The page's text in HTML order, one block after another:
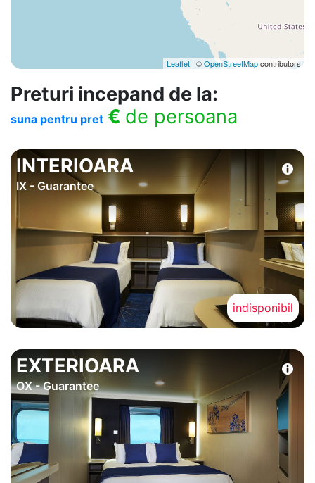
Leaflet | ©OpenStreetMapcontributors
Preturi incepand de la:
suna pentru pret € de persoana
INTERIOARA
IX - Guarantee
indisponibil
EXTERIOARA
OX - Guarantee